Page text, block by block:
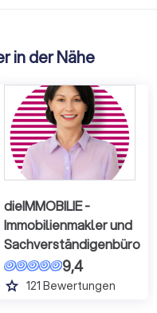
in der Nähe
dieIMMOBILIE -
Immobilienmakler und
Sachverständigenbüro
9,4
grade 121 Bewertungen